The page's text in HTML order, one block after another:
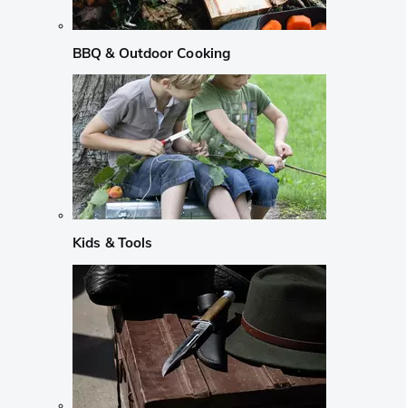
BBQ & Outdoor Cooking
Kids & Tools